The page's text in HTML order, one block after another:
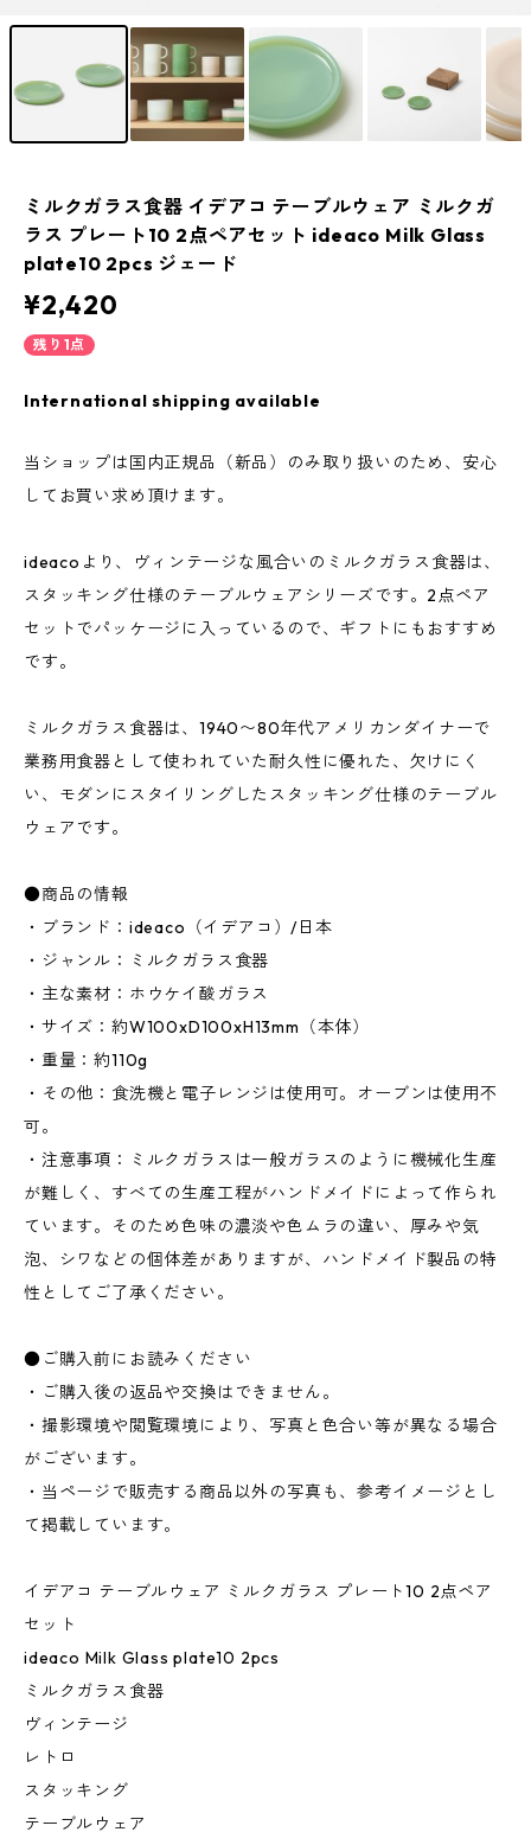
ミルクガラス食器 イデアコ テーブルウェア ミルクガ
ラス プレート10 2点ペアセット ideaco Milk Glass
plate10 2pcs ジェード
¥2,420
残り1点
International shipping available
当ショップは国内正規品（新品）のみ取り扱いのため、安心
してお買い求め頂けます。
ideacoより、ヴィンテージな風合いのミルクガラス食器は、
スタッキング仕様のテーブルウェアシリーズです。2点ペア
セットでパッケージに入っているので、ギフトにもおすすめ
です。
ミルクガラス食器は、1940〜80年代アメリカンダイナーで
業務用食器として使われていた耐久性に優れた、欠けにく
い、モダンにスタイリングしたスタッキング仕様のテーブル
ウェアです。
●商品の情報
・ブランド：ideaco（イデアコ）/日本
・ジャンル：ミルクガラス食器
・主な素材：ホウケイ酸ガラス
・サイズ：約W100xD100xH13mm（本体）
・重量：約110g
・その他：食洗機と電子レンジは使用可。オーブンは使用不
可。
・注意事項：ミルクガラスは一般ガラスのように機械化生産
が難しく、すべての生産工程がハンドメイドによって作られ
ています。そのため色味の濃淡や色ムラの違い、厚みや気
泡、シワなどの個体差がありますが、ハンドメイド製品の特
性としてご了承ください。
●ご購入前にお読みください
・ご購入後の返品や交換はできません。
・撮影環境や閲覧環境により、写真と色合い等が異なる場合
がございます。
・当ページで販売する商品以外の写真も、参考イメージとし
て掲載しています。
イデアコ テーブルウェア ミルクガラス プレート10 2点ペア
セット
ideaco Milk Glass plate10 2pcs
ミルクガラス食器
ヴィンテージ
レトロ
スタッキング
テーブルウェア